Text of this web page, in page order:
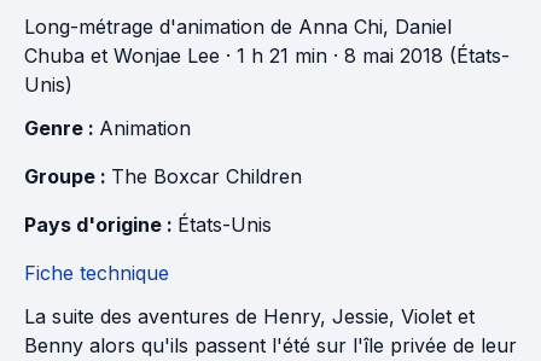
Long-métrage d'animation de Anna Chi, Daniel
Chuba et Wonjae Lee · 1 h 21 min · 8 mai 2018 (États-
Unis)
Genre : Animation
Groupe : The Boxcar Children
Pays d'origine : États-Unis
Fiche technique
La suite des aventures de Henry, Jessie, Violet et
Benny alors qu'ils passent l'été sur l'île privée de leur